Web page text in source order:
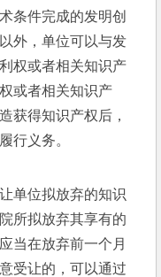
条件完成的发明创
外，单位可以与发
权或者相关知识产
或者相关知识产
获得知识产权后，
行义务。
位拟放弃的知识
所拟放弃其享有的
当在放弃前一个月
受让的，可以通过